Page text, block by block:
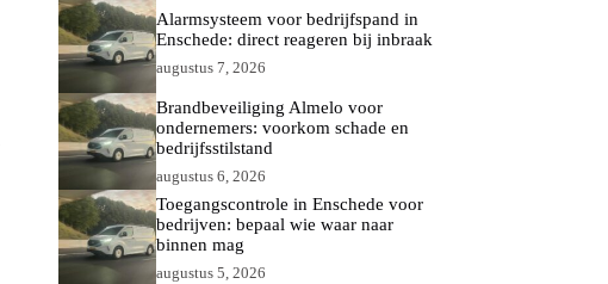
Alarmsysteem voor bedrijfspand in
Enschede: direct reageren bij inbraak
augustus 7, 2026
Brandbeveiliging Almelo voor
ondernemers: voorkom schade en
bedrijfsstilstand
augustus 6, 2026
Toegangscontrole in Enschede voor
bedrijven: bepaal wie waar naar
binnen mag
augustus 5, 2026